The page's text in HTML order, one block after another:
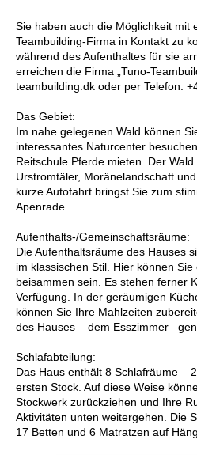
Sie haben auch die Möglichkeit mit
Teambuilding-Firma in Kontakt zu
während des Aufenthaltes für sie
erreichen die Firma „Tuno-
teambuilding.dk oder per Telefon:
Das Gebiet:
Im nahe gelegenen Wald können
interessantes Naturcenter
Reitschule Pferde mieten. Der
Urstromtäler, Moränelandschaft
kurze Autofahrt bringst Sie zum
Apenrade.
Aufenthalts-/Gemeinschaftsräume:
Die Aufenthaltsräume des Hauses
im klassischen Stil. Hier können
beisammen sein. Es stehen ferner
Verfügung. In der geräumigen
können Sie Ihre Mahlzeiten
des Hauses – dem Esszimmer
Schlafabteilung:
Das Haus enthält 8 Schlafräume –
ersten Stock. Auf diese Weise
Stockwerk zurückziehen und Ihre
Aktivitäten unten weitergehen. Die
17 Betten und 6 Matratzen auf